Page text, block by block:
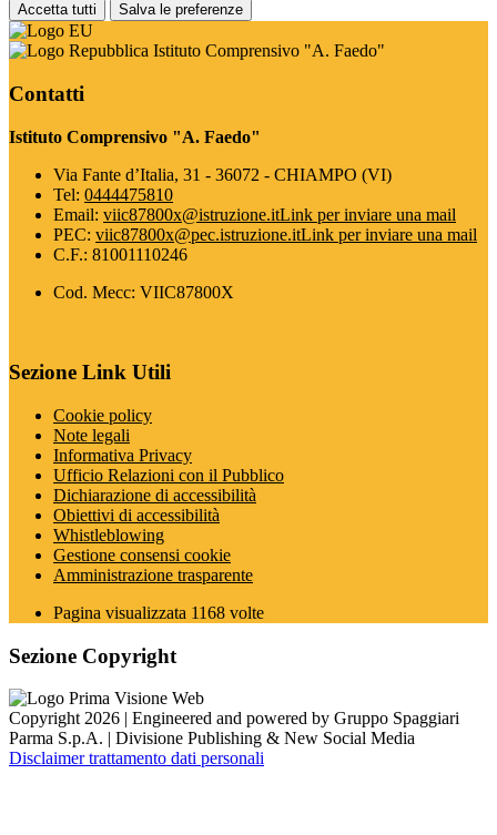
Accetta tutti Salva le preferenze
Istituto Comprensivo "A. Faedo"
Contatti
Istituto Comprensivo "A. Faedo"
Via Fante d’Italia, 31 - 36072 - CHIAMPO (VI)
Tel: 0444475810
Email: viic87800x@istruzione.itLink per inviare una mail
PEC: viic87800x@pec.istruzione.itLink per inviare una mail
C.F.: 81001110246
Cod. Mecc: VIIC87800X
Sezione Link Utili
Cookie policy
Note legali
Informativa Privacy
Ufficio Relazioni con il Pubblico
Dichiarazione di accessibilità
Obiettivi di accessibilità
Whistleblowing
Gestione consensi cookie
Amministrazione trasparente
Pagina visualizzata 1168 volte
Sezione Copyright
Copyright 2026 | Engineered and powered by Gruppo Spaggiari
Parma S.p.A. | Divisione Publishing & New Social Media
Disclaimer trattamento dati personali